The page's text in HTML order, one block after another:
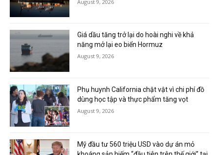
August 9, 2026
Giá dầu tăng trở lại do hoài nghi về khả
năng mở lại eo biển Hormuz
August 9, 2026
Phụ huynh California chật vật vì chi phí đồ
dùng học tập và thực phẩm tăng vọt
August 9, 2026
Mỹ đầu tư 560 triệu USD vào dự án mỏ